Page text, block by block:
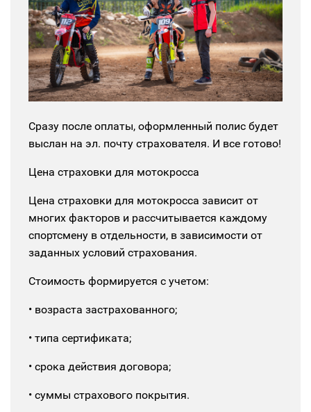
Сразу после оплаты, оформленный полис будет
выслан на эл. почту страхователя. И все готово!
Цена страховки для мотокросса
Цена страховки для мотокросса зависит от
многих факторов и рассчитывается каждому
спортсмену в отдельности, в зависимости от
заданных условий страхования.
Стоимость формируется с учетом:
• возраста застрахованного;
• типа сертификата;
• срока действия договора;
• суммы страхового покрытия.